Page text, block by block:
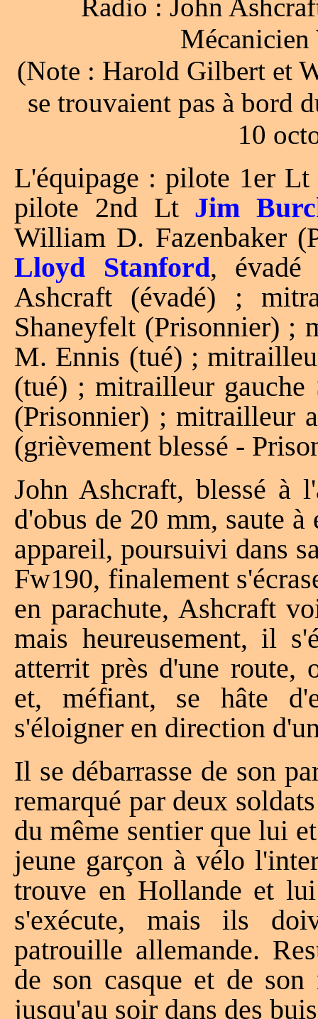
Radio : John
(Note : Harold Gilbert et
se trouvaient pas à bord
10
L'équipage : pilote 1er Lt
pilote 2nd Lt Jim
William D. Fazenbaker
Lloyd Stanford, évadé
Ashcraft (évadé) ;
Shaneyfelt (Prisonnier) ;
M. Ennis (tué) ;
(tué) ; mitrailleur gauche
(Prisonnier) ; mitrailleur
(grièvement blessé -
John Ashcraft, blessé à
d'obus de 20 mm, saute
appareil, poursuivi dans
Fw190, finalement
en parachute, Ashcraft
mais heureusement, il
atterrit près d'une route,
et, méfiant, se hâte
s'éloigner en direction
Il se débarrasse de son
remarqué par deux
du même sentier que lui
jeune garçon à vélo
trouve en Hollande et
s'exécute, mais ils
patrouille allemande.
de son casque et de
jusqu'au soir dans des